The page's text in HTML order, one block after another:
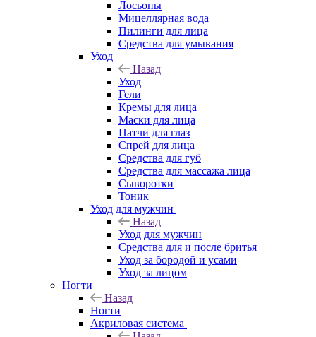
Лосьоны
Мицеллярная вода
Пилинги для лица
Средства для умывания
Уход
Назад
Уход
Гели
Кремы для лица
Маски для лица
Патчи для глаз
Спрей для лица
Средства для губ
Средства для массажа лица
Сыворотки
Тоник
Уход для мужчин
Назад
Уход для мужчин
Средства для и после бритья
Уход за бородой и усами
Уход за лицом
Ногти
Назад
Ногти
Акриловая система